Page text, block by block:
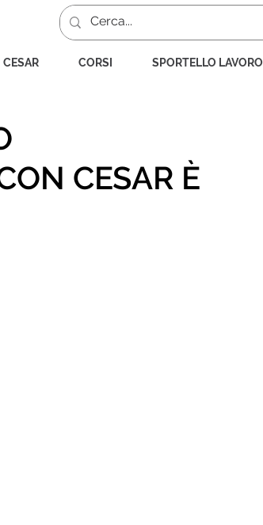
CESAR CORSI SPORTELLO LAVORO
CESAR È